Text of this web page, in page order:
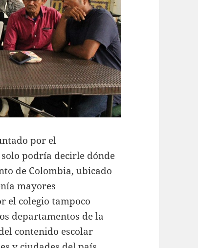
por el
podría decirle dónde
de Colombia, ubicado
mayores
el colegio tampoco
departamentos de la
contenido escolar